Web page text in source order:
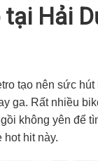
tại Hải
tạo nên sức hút
ga. Rất nhiều
không yên để
hot hit này.